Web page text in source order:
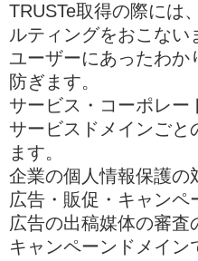
TRUSTe取得の際には
ルティングをおこない
ユーザーにあったわか
防ぎます。
サービス・コーポレー
サービスドメインご
ます。
企業の個人情報保護の
広告・販促・キャンペ
広告の出稿媒体の審査
キャンペーンドメイン